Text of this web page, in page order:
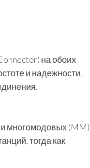
на обоих
и надежности.
многомодовых (MM)
тогда как